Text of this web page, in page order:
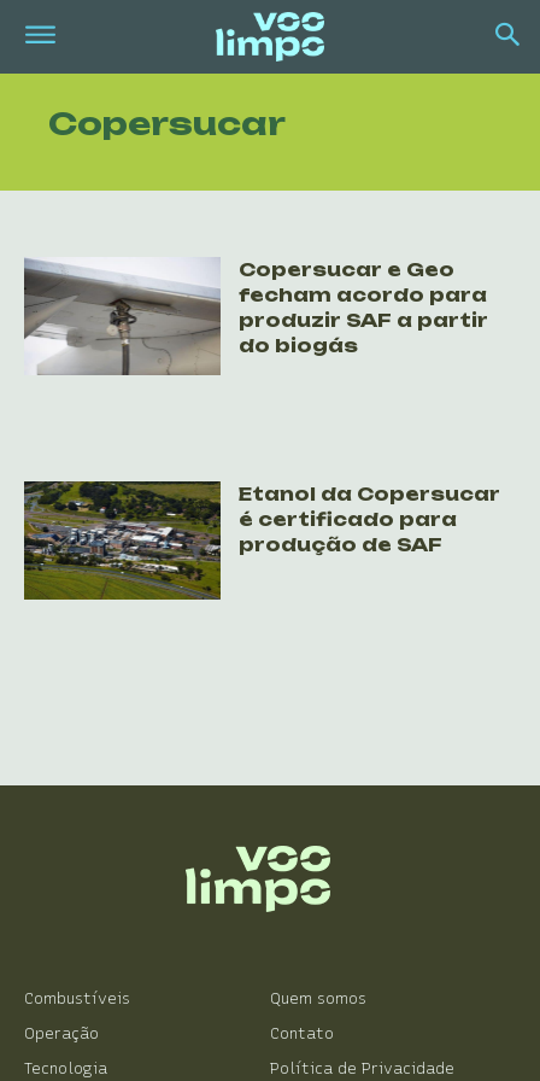
Copersucar
Copersucar e Geo
fecham acordo para
produzir SAF a partir
do biogás
Etanol da Copersucar
é certificado para
produção de SAF
Combustíveis
Operação
Tecnologia
Quem somos
Contato
Política de Privacidade